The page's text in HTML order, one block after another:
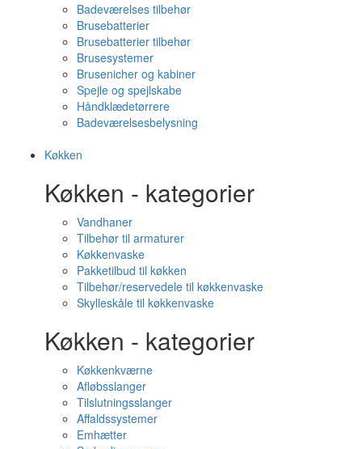
Badeværelses tilbehør
Brusebatterier
Brusebatterier tilbehør
Brusesystemer
Brusenicher og kabiner
Spejle og spejlskabe
Håndklædetørrere
Badeværelsesbelysning
Køkken
Køkken - kategorier
Vandhaner
Tilbehør til armaturer
Køkkenvaske
Pakketilbud til køkken
Tilbehør/reservedele til køkkenvaske
Skylleskåle til køkkenvaske
Køkken - kategorier
Køkkenkværne
Afløbsslanger
Tilslutningsslanger
Affaldssystemer
Emhætter